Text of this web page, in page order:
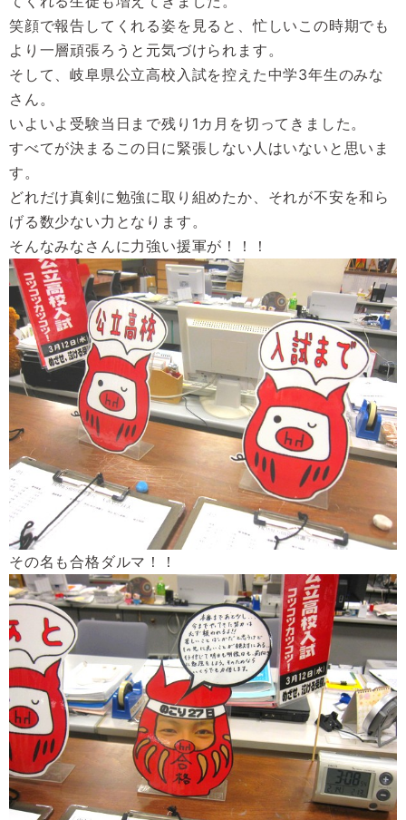
笑顔で報告してくれる姿を見ると、忙しいこの時期でも
より一層頑張ろうと元気づけられます。
そして、岐阜県公立高校入試を控えた中学3年生のみな
さん。
いよいよ受験当日まで残り 1カ月を切ってきました。
すべてが決まるこの日に緊張しない人はいないと思いま
す。
どれだけ真剣に勉強に取り組めたか、それが不安を和ら
げる数少ない力となります。
そんなみなさんに力強い援軍が！！！
その名も合格ダルマ！！